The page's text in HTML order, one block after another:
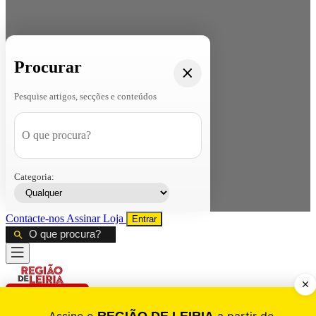
Procurar
Pesquise artigos, secções e conteúdos
Categoria:
Contacte-nos AssinarLoja Entrar